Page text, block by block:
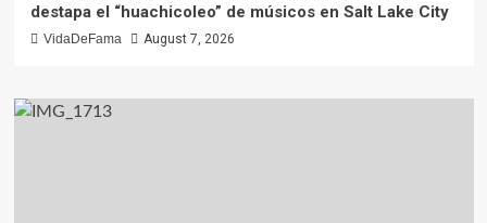
destapa el “huachicoleo” de músicos en Salt Lake City
VidaDeFama August 7, 2026